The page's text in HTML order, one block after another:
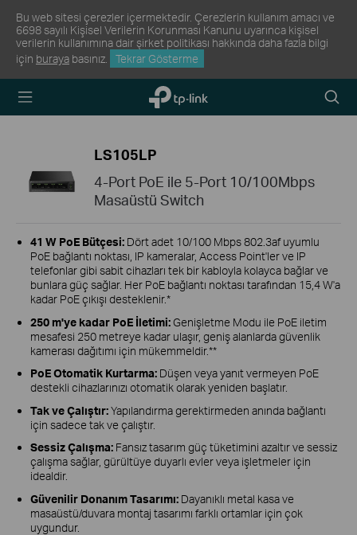
Bu web sitesi çerezler içermektedir. Çerezlerin kullanım amacı ve
6698 sayılı Kişisel Verilerin Korunması Kanunu uyarınca kişisel
verilerin kullanımına dair şirket politikası hakkında daha fazla bilgi
için buraya basınız. Tekrar Gösterme
TP-Link,
Reliably
Arama
LS105LP
4-Port PoE ile 5-Port 10/100Mbps
Masaüstü Switch
41 W PoE Bütçesi:Dört adet 10/100 Mbps 802.3af uyumlu
PoE bağlantı noktası, IP kameralar, Access Point'ler ve IP
telefonlar gibi sabit cihazları tek bir kabloyla kolayca bağlar ve
bunlara güç sağlar. Her PoE bağlantı noktası tarafından 15,4 W'a
kadar PoE çıkışı desteklenir.*
250 m'ye kadar PoE İletimi:Genişletme Modu ile PoE iletim
mesafesi 250 metreye kadar ulaşır, geniş alanlarda güvenlik
kamerası dağıtımı için mükemmeldir.**
PoE Otomatik Kurtarma:Düşen veya yanıt vermeyen PoE
destekli cihazlarınızı otomatik olarak yeniden başlatır.
Tak ve Çalıştır:Yapılandırma gerektirmeden anında bağlantı
için sadece tak ve çalıştır.
Sessiz Çalışma:Fansız tasarım güç tüketimini azaltır ve sessiz
çalışma sağlar, gürültüye duyarlı evler veya işletmeler için
idealdir.
Güvenilir Donanım Tasarımı:Dayanıklı metal kasa ve
masaüstü/duvara montaj tasarımı farklı ortamlar için çok
uygundur.